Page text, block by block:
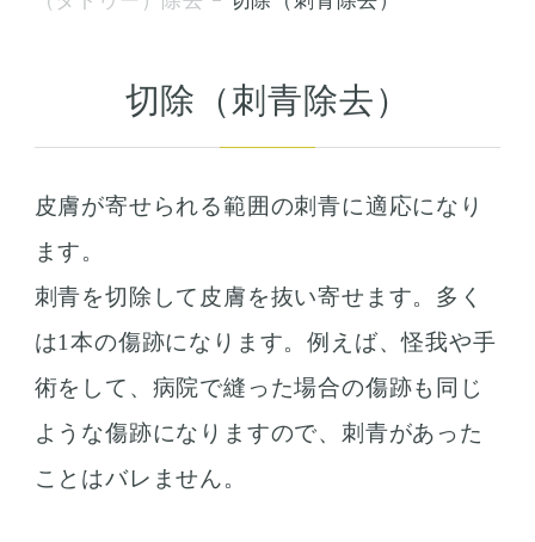
切除（刺青除去）
皮膚が寄せられる範囲の刺青に適応になり
ます。
刺青を切除して皮膚を抜い寄せます。多く
は1本の傷跡になります。例えば、怪我や手
術をして、病院で縫った場合の傷跡も同じ
ような傷跡になりますので、刺青があった
ことはバレません。